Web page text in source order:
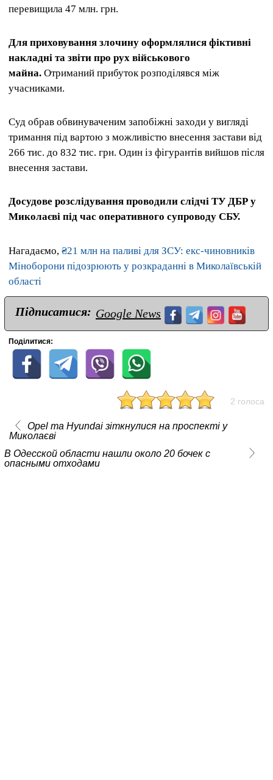
перевищила 47 млн. грн.
Для приховування злочину оформлялися фіктивні
накладні та звіти про рух військового
майна. Отриманий прибуток розподілявся між
учасниками.
Суд обрав обвинуваченим запобіжні заходи у вигляді
тримання під вартою з можливістю внесення застави від
266 тис. до 832 тис. грн. Один із фігурантів вийшов після
внесення застави.
Досудове розслідування проводили слідчі ТУ ДБР у
Миколаєві під час оперативного супроводу СБУ.
Нагадаємо, ₴21 млн на паливі для ЗСУ: екс-чиновників
Міноборони підозрюють у розкраданні в Миколаївській
області
Підписатися: Google News
Поділитися:
2 голоса
Opel та Hyundai зіткнулися на проспекті у
Миколаєві
В Одесской области нашли около 20 бочек с
опасными отходами